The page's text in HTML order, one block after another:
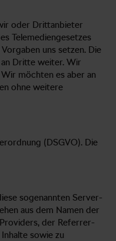
oder Drittanbieter
Telemediengesetzes
uns setzen. Die
Dritte weiter. Wir
möchten es aber an
ohne weitere
(DSGVO). Die
sogenannten Server-
aus dem Namen der
der Referrer-
sowie zu